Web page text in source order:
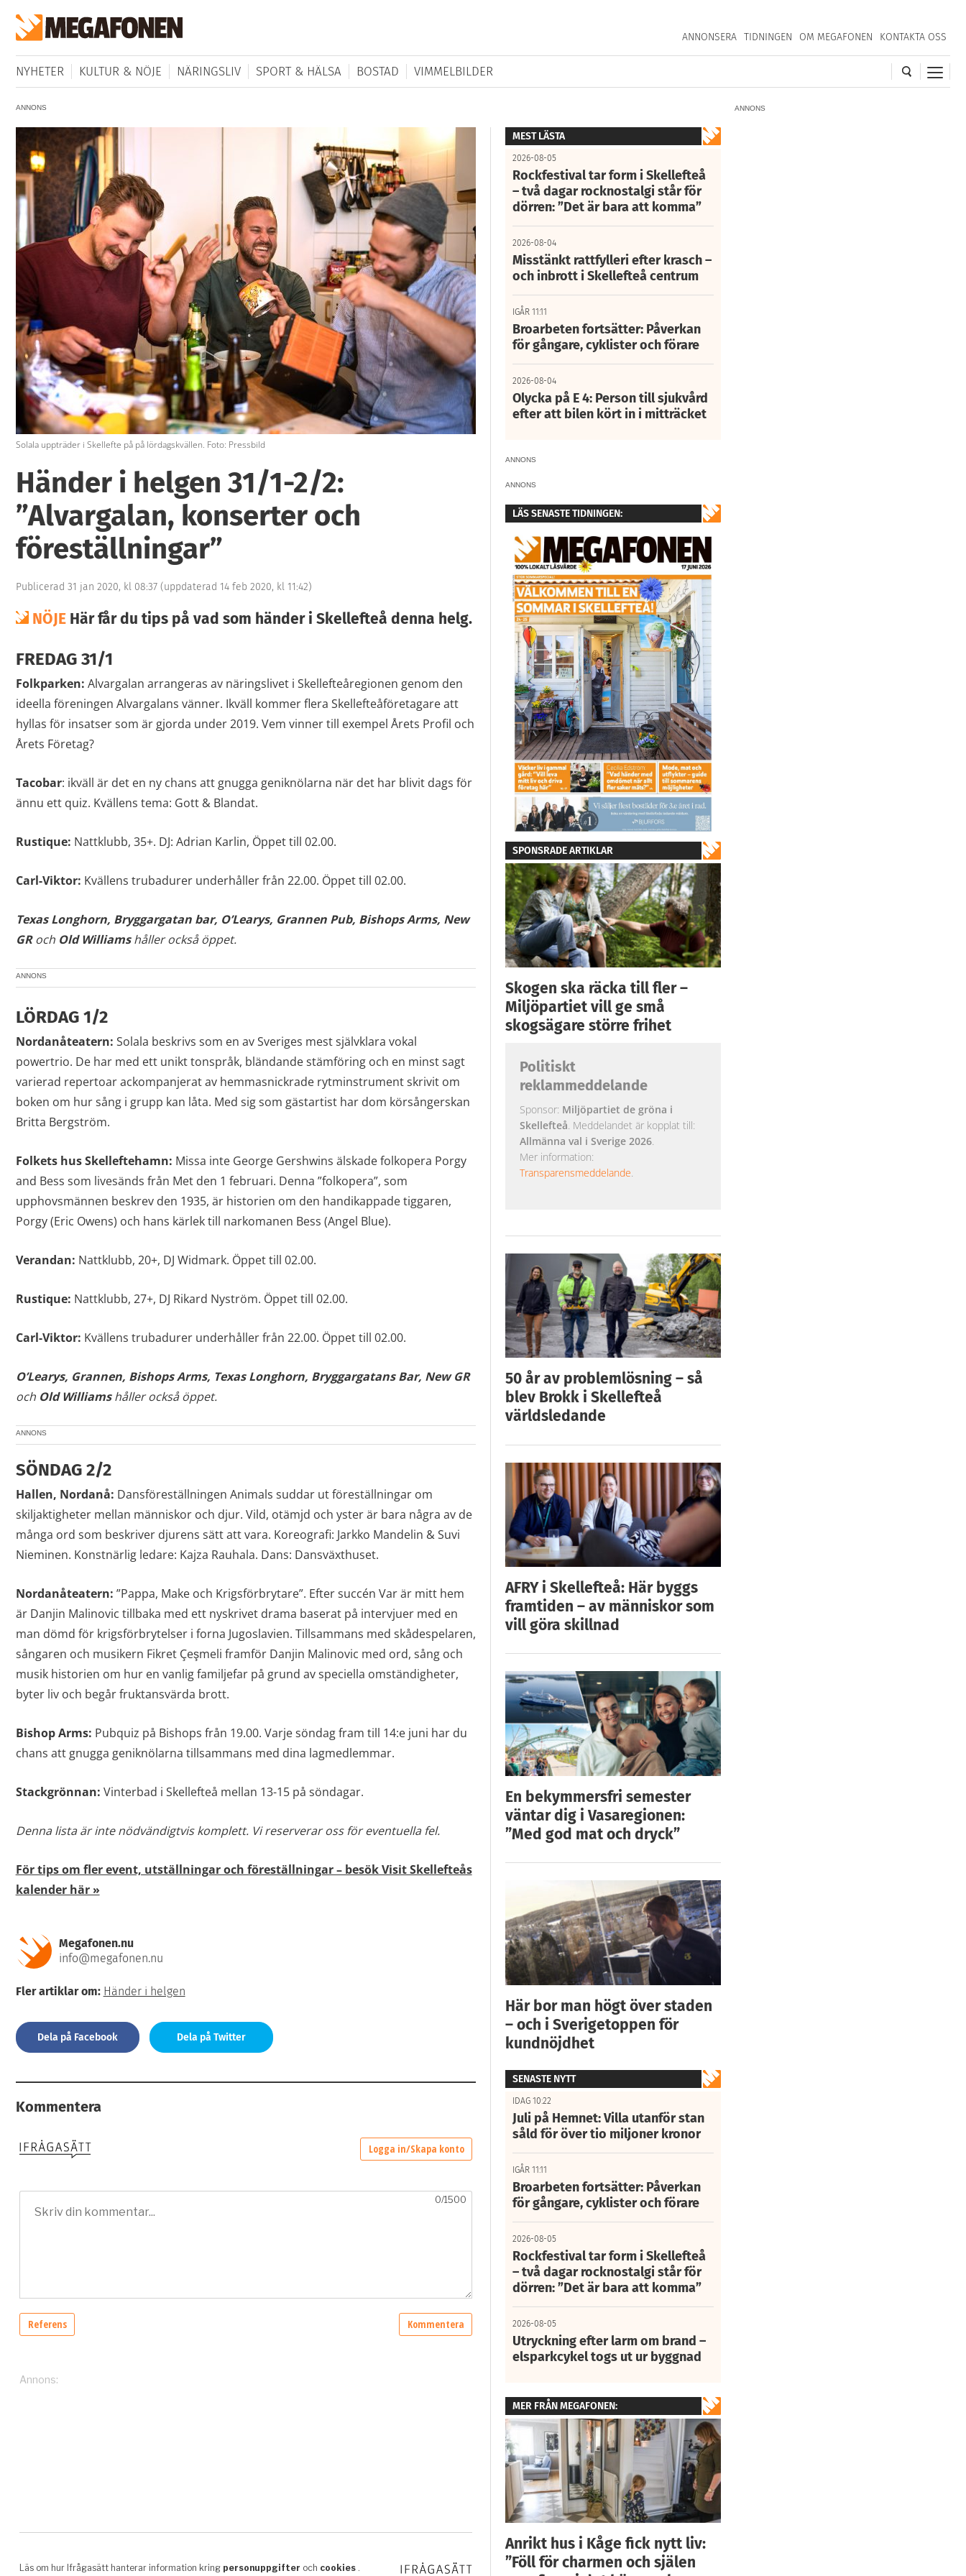
ANNONSERA TIDNINGEN OM MEGAFONEN KONTAKTA OSS
NYHETER KULTUR & NÖJE NÄRINGSLIV SPORT & HÄLSA BOSTAD VIMMELBILDER
ANNONS
ANNONS
Solala uppträder i Skellefte på på lördagskvällen. Foto: Pressbild
Händer i helgen 31/1-2/2:
”Alvargalan, konserter och
föreställningar”
Publicerad 31 jan 2020, kl 08:37 (uppdaterad 14 feb 2020, kl 11:42)
NÖJEHär får du tips på vad som händer i Skellefteå denna helg.
FREDAG 31/1
Folkparken: Alvargalan arrangeras av näringslivet i Skellefteåregionen genom den
ideella föreningen Alvargalans vänner. Ikväll kommer flera Skellefteåföretagare att
hyllas för insatser som är gjorda under 2019. Vem vinner till exempel Årets Profil och
Årets Företag?
Tacobar: ikväll är det en ny chans att gnugga geniknölarna när det har blivit dags för
ännu ett quiz. Kvällens tema: Gott & Blandat.
Rustique: Nattklubb, 35+. DJ: Adrian Karlin, Öppet till 02.00.
Carl-Viktor: Kvällens trubadurer underhåller från 22.00. Öppet till 02.00.
Texas Longhorn, Bryggargatan bar, O’Learys, Grannen Pub, Bishops Arms, New
GRochOld Williamshåller också öppet.
ANNONS
LÖRDAG 1/2
Nordanåteatern: Solala beskrivs som en av Sveriges mest självklara vokal
powertrio. De har med ett unikt tonspråk, bländande stämföring och en minst sagt
varierad repertoar ackompanjerat av hemmasnickrade rytminstrument skrivit om
boken om hur sång i grupp kan låta. Med sig som gästartist har dom körsångerskan
Britta Bergström.
Folkets hus Skelleftehamn: Missa inte George Gershwins älskade folkopera Porgy
and Bess som livesänds från Met den 1 februari. Denna ”folkopera”, som
upphovsmännen beskrev den 1935, är historien om den handikappade tiggaren,
Porgy (Eric Owens) och hans kärlek till narkomanen Bess (Angel Blue).
Verandan: Nattklubb, 20+, DJ Widmark. Öppet till 02.00.
Rustique: Nattklubb, 27+, DJ Rikard Nyström. Öppet till 02.00.
Carl-Viktor: Kvällens trubadurer underhåller från 22.00. Öppet till 02.00.
O’Learys, Grannen, Bishops Arms, Texas Longhorn, Bryggargatans Bar, New GR
ochOld Williamshåller också öppet.
ANNONS
SÖNDAG 2/2
Hallen, Nordanå: Dansföreställningen Animals suddar ut föreställningar om
skiljaktigheter mellan människor och djur. Vild, otämjd och yster är bara några av de
många ord som beskriver djurens sätt att vara. Koreografi: Jarkko Mandelin & Suvi
Nieminen. Konstnärlig ledare: Kajza Rauhala. Dans: Dansväxthuset.
Nordanåteatern: ”Pappa, Make och Krigsförbrytare”. Efter succén Var är mitt hem
är Danjin Malinovic tillbaka med ett nyskrivet drama baserat på intervjuer med en
man dömd för krigsförbrytelser i forna Jugoslavien. Tillsammans med skådespelaren,
sångaren och musikern Fikret Çeşmeli framför Danjin Malinovic med ord, sång och
musik historien om hur en vanlig familjefar på grund av speciella omständigheter,
byter liv och begår fruktansvärda brott.
Bishop Arms: Pubquiz på Bishops från 19.00. Varje söndag fram till 14:e juni har du
chans att gnugga geniknölarna tillsammans med dina lagmedlemmar.
Stackgrönnan: Vinterbad i Skellefteå mellan 13-15 på söndagar.
Denna lista är inte nödvändigtvis komplett. Vi reserverar oss för eventuella fel.
För tips om fler event, utställningar och föreställningar – besök Visit Skellefteås
kalender här »
Megafonen.nu
info@megafonen.nu
Fler artiklar om: Händer i helgen
Dela på Facebook Dela på Twitter
Kommentera
MEST LÄSTA
2026-08-05
Rockfestival tar form i Skellefteå
– två dagar rocknostalgi står för
dörren: ”Det är bara att komma”
2026-08-04
Misstänkt rattfylleri efter krasch –
och inbrott i Skellefteå centrum
IGÅR 11:11
Broarbeten fortsätter: Påverkan
för gångare, cyklister och förare
2026-08-04
Olycka på E 4: Person till sjukvård
efter att bilen kört in i mitträcket
ANNONS
ANNONS
LÄS SENASTE TIDNINGEN:
SPONSRADE ARTIKLAR
Skogen ska räcka till fler –
Miljöpartiet vill ge små
skogsägare större frihet
Politiskt
reklammeddelande
Sponsor: Miljöpartiet de gröna i
Skellefteå. Meddelandet är kopplat till:
Allmänna val i Sverige 2026.
Mer information:
Transparensmeddelande.
50 år av problemlösning – så
blev Brokk i Skellefteå
världsledande
AFRY i Skellefteå: Här byggs
framtiden – av människor som
vill göra skillnad
En bekymmersfri semester
väntar dig i Vasaregionen:
”Med god mat och dryck”
Här bor man högt över staden
– och i Sverigetoppen för
kundnöjdhet
SENASTE NYTT
IDAG 10:22
Juli på Hemnet: Villa utanför stan
såld för över tio miljoner kronor
IGÅR 11:11
Broarbeten fortsätter: Påverkan
för gångare, cyklister och förare
2026-08-05
Rockfestival tar form i Skellefteå
– två dagar rocknostalgi står för
dörren: ”Det är bara att komma”
2026-08-05
Utryckning efter larm om brand –
elsparkcykel togs ut ur byggnad
MER FRÅN MEGAFONEN:
Anrikt hus i Kåge fick nytt liv:
”Föll för charmen och själen